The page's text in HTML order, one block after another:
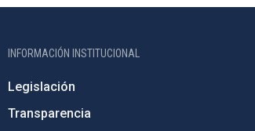
INFORMACIÓN INSTITUCIONAL
Legislación
Transparencia